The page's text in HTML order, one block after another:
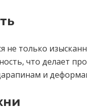
не только
что делает
и